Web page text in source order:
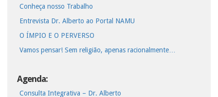
Conheça nosso Trabalho
Entrevista Dr. Alberto ao Portal NAMU
O ÍMPIO E O PERVERSO
Vamos pensar! Sem religião, apenas racionalmente…
Agenda:
Consulta Integrativa – Dr. Alberto